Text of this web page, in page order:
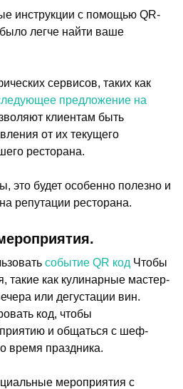
инструкции с помощью QR-
легче найти ваше
сервисов, таких как
предложение на
клиентам быть
от их текущего
ресторана.
это будет особенно полезно и
репутации ресторана.
событие QR код Чтобы
такие как кулинарные мастер-
или дегустации вин.
код, чтобы
и общаться с шеф-
время праздника.
мероприятия с